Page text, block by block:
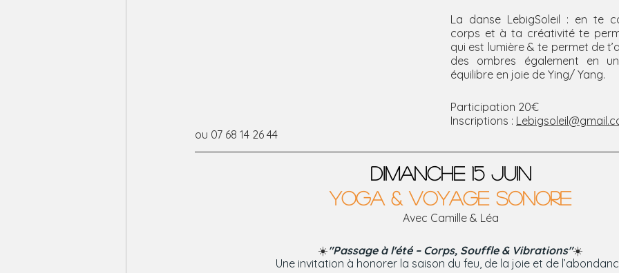
La danse LebigSoleil : en te
corps et à ta créativité te
qui est lumière & te permet de
des ombres également en
équilibre en joie de Ying/ Yang.
Participation 20€
Inscriptions :
ou 07 68 14 26 44
DIMANCHE 15 JUIN
YOGA & VOYAGE SONORE
Avec Camille & Léa
☀️"Passage à l'été – Corps, Souffle & Vibrations"☀️
Une invitation à honorer la saison du feu, de la joie et de